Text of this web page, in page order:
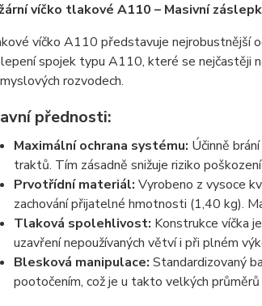
víčko tlakové A110 – Masivní
víčko A110 představuje nejrobustnější
spojek typu A110, které se nejčastěji
rozvodech.
přednosti:
Maximální ochrana systému: Účinně
traktů. Tím zásadně snižuje riziko
Prvotřídní materiál: Vyrobeno z vysoce
zachování přijatelné hmotnosti (1,40 kg).
Tlaková spolehlivost: Konstrukce víčka
uzavření nepoužívaných větví i při plném
Blesková manipulace: Standardizovaný
pootočením, což je u takto velkých